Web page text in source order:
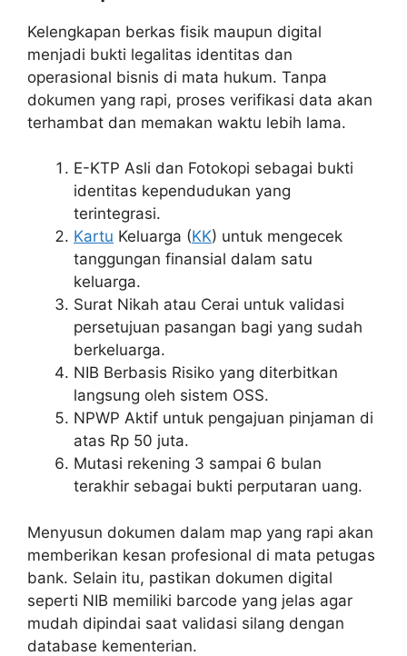
Kelengkapan berkas fisik maupun digital
menjadi bukti legalitas identitas dan
operasional bisnis di mata hukum. Tanpa
dokumen yang rapi, proses verifikasi data akan
terhambat dan memakan waktu lebih lama.
E-KTP Asli dan Fotokopi sebagai bukti
identitas kependudukan yang
terintegrasi.
Kartu Keluarga (KK) untuk mengecek
tanggungan finansial dalam satu
keluarga.
Surat Nikah atau Cerai untuk validasi
persetujuan pasangan bagi yang sudah
berkeluarga.
NIB Berbasis Risiko yang diterbitkan
langsung oleh sistem OSS.
NPWP Aktif untuk pengajuan pinjaman di
atas Rp 50 juta.
Mutasi rekening 3 sampai 6 bulan
terakhir sebagai bukti perputaran uang.
Menyusun dokumen dalam map yang rapi akan
memberikan kesan profesional di mata petugas
bank. Selain itu, pastikan dokumen digital
seperti NIB memiliki barcode yang jelas agar
mudah dipindai saat validasi silang dengan
database kementerian.